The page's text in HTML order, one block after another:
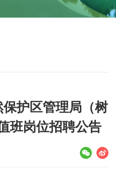
护区管理局（树
班岗位招聘公告